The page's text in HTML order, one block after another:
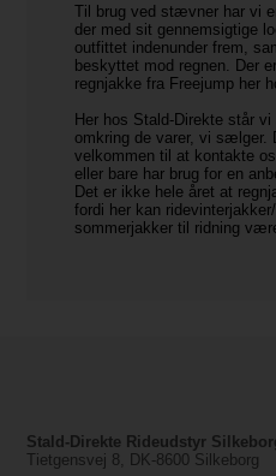
Til brug ved stævner har vi
der med sit gennemsigtige
outfittet indenunder frem,
beskyttet mod regnen. Der
regnjakke fra Freejump her
Her hos Stald-Direkte står
omkring de varer, vi sælger.
velkommen til at kontakte
eller bare har brug for en
Det er ikke hele året at
fordi her kan
sommerjakker til ridning
Stald-Direkte Rideudstyr
Tietgensvej 8, DK-8600 Silkeborg